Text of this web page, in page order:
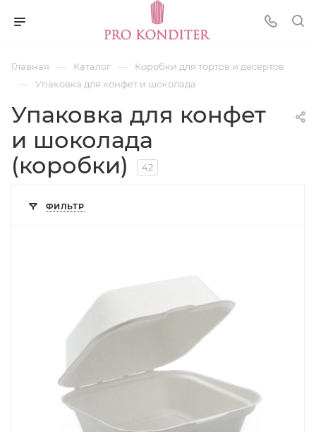
Главная — Каталог — Коробки для тортов и десертов
— Упаковка для конфет и шоколада
Упаковка для конфет
и шоколада
(коробки)
42
ФИЛЬТР